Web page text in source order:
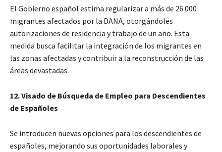
El Gobierno español estima regularizar a más de 26.000
migrantes afectados por la DANA, otorgándoles
autorizaciones de residencia y trabajo de un año. Esta
medida busca facilitar la integración de los migrantes en
las zonas afectadas y contribuir a la reconstrucción de las
áreas devastadas.
12. Visado de Búsqueda de Empleo para Descendientes
de Españoles
Se introducen nuevas opciones para los descendientes de
españoles, mejorando sus oportunidades laborales y